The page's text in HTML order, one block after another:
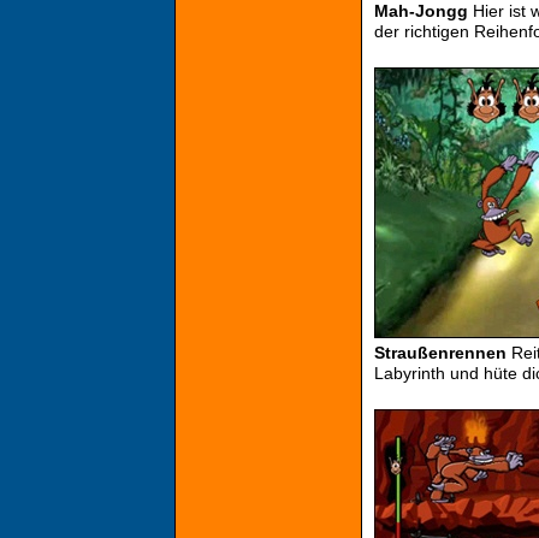
Mah-Jongg Hier ist
der richtigen
Straußenrennen
Labyrinth und hüte